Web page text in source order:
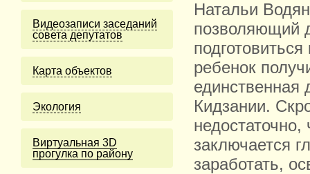
Видеозаписи заседаний
совета депутатов
Карта объектов
Экология
Виртуальная 3D
прогулка по району
Натальи
позволяющий
ребенок
единственная
Кидзании.
заключается
заработать,